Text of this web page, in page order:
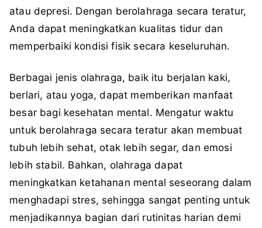
atau depresi. Dengan berolahraga secara teratur,
Anda dapat meningkatkan kualitas tidur dan
memperbaiki kondisi fisik secara keseluruhan.
Berbagai jenis olahraga, baik itu berjalan kaki,
berlari, atau yoga, dapat memberikan manfaat
besar bagi kesehatan mental. Mengatur waktu
untuk berolahraga secara teratur akan membuat
tubuh lebih sehat, otak lebih segar, dan emosi
lebih stabil. Bahkan, olahraga dapat
meningkatkan ketahanan mental seseorang dalam
menghadapi stres, sehingga sangat penting untuk
menjadikannya bagian dari rutinitas harian demi